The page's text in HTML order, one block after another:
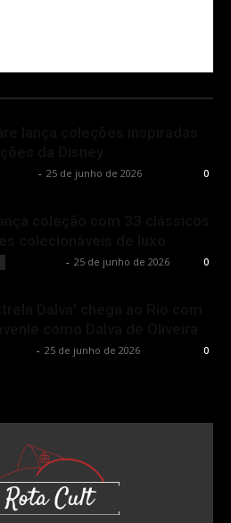
- 25 de junho de 2026 0
- 25 de junho de 2026 0
- 25 de junho de 2026 0